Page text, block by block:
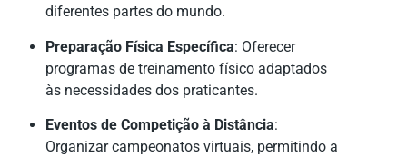
diferentes partes do mundo.
Preparação Física Específica: Oferecer
programas de treinamento físico adaptados
às necessidades dos praticantes.
Eventos de Competição à Distância:
Organizar campeonatos virtuais, permitindo a